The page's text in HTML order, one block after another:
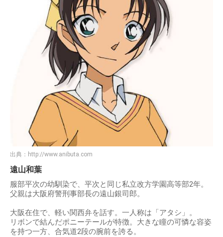
出典： http://www.anibuta.com
遠山和葉
服部平次の幼馴染で、平次と同じ私立改方学園高等部2年。
父親は大阪府警刑事部長の遠山銀司郎。
大阪在住で、軽い関西弁を話す。一人称は「アタシ」。
リボンで結んだポニーテールが特徴。大きな瞳の可憐な容姿
を持つ一方、合気道2段の腕前を誇る。